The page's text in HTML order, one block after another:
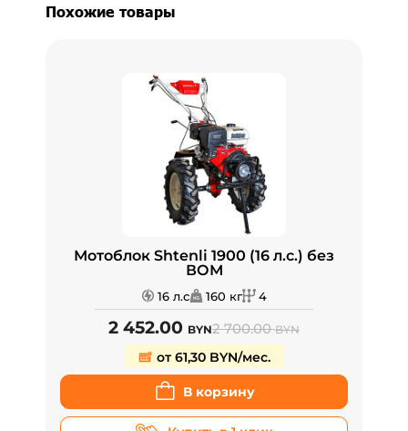
Похожие товары
Мотоблок Shtenli 1900 (16 л.с.) без
ВОМ
16 л.с 160 кг 4
2 452.00 BYN2 700.00BYN
от 61,30 BYN/мес.
В корзину